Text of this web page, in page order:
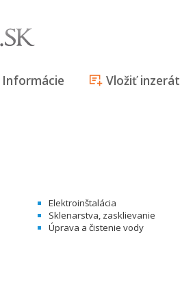
Informácie Vložiť inzerát
Elektroinštalácia
Sklenarstva, zasklievanie
Úprava a čistenie vody